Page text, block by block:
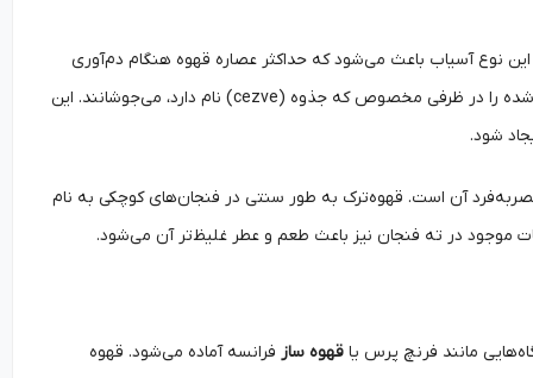
این نوع آسیاب باعث می‌شود که حداکثر عصاره قهوه هنگام دم‌آوری
استخراج شود که باعث ایجاد طعم و عطری غنی می‌شود. برای تهیه قهوه‌ترک، دانه‌های ریز آسیاب شده را در ظرفی مخصوص که جذوه (cezve) نام دارد، می‌جوشانند. این
شود.
آن است. قهوه‌ترک به طور سنتی در فنجان‌های کوچکی به نام
موجود در ته فنجان نیز باعث طعم و عطر غلیظ‌تر آن می‌شود.
مانند فرنچ پرس یا قهوه ساز فرانسه آماده می‌شود. قهوه